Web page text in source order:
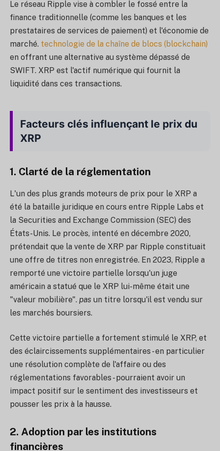
Le réseau Ripple vise à combler le fossé entre la
finance traditionnelle (comme les banques et les
prestataires de services de paiement) et l'économie de
marché. technologie de la chaîne de blocs (blockchain)
en offrant une alternative au système dépassé de
SWIFT. XRP est l'actif numérique qui fournit la
liquidité dans ces transactions.
Facteurs clés influençant le prix du
XRP
1. Clarté de la réglementation
L'un des plus grands moteurs de prix pour le XRP a
été la bataille juridique en cours entre Ripple Labs et
la Securities and Exchange Commission (SEC) des
États-Unis. Le procès, intenté en décembre 2020,
prétendait que la vente de XRP par Ripple constituait
une offre de titres non enregistrée. En 2023, Ripple a
remporté une victoire partielle lorsqu'un juge
américain a statué que le XRP lui-même était une
"valeur mobilière". pas un titre lorsqu'il est vendu sur
les marchés boursiers.
Cette victoire partielle a fortement stimulé le XRP, et
des éclaircissements supplémentaires - en particulier
une résolution complète de l'affaire ou des
réglementations favorables - pourraient avoir un
impact positif sur le sentiment des investisseurs et
pousser les prix à la hausse.
2. Adoption par les institutions
financières